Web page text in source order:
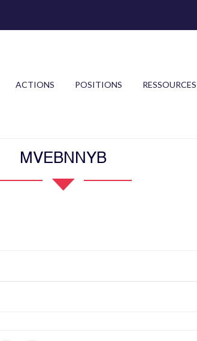
ACTIONS POSITIONS RESSOURCES
MVEBNNYB